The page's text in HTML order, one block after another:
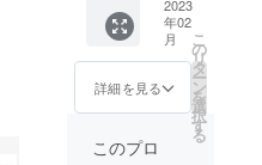
にお手
持ちの
モバイ
ルバッ
テリー
認くだ
ており
ませ
ん。お
手持ち
のモバ
リーに
用部材
の供給
状況、
製造工
程上の
都合等
により
出荷時
期が遅
2023
年02
月
詳細を見る
こ
の
リ
タ
ー
ン
を
選
択
す
る
このプロ